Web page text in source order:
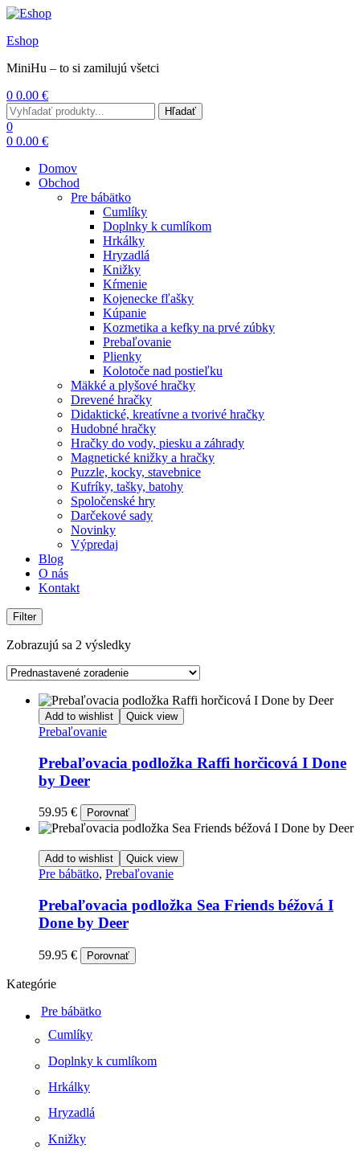
Eshop
MiniHu – to si zamilujú všetci
0 0.00 €
Menu
Search
for:
Hľadať
0
0 0.00 €
Domov
Obchod
Pre bábätko
Cumlíky
Doplnky k cumlíkom
Hrkálky
Hryzadlá
Knižky
Kŕmenie
Kojenecke fľašky
Kúpanie
Kozmetika a kefky na prvé zúbky
Prebaľovanie
Plienky
Kolotoče nad postieľku
Mäkké a plyšové hračky
Drevené hračky
Didaktické, kreatívne a tvorivé hračky
Hudobné hračky
Hračky do vody, piesku a záhrady
Magnetické knižky a hračky
Puzzle, kocky, stavebnice
Kufríky, tašky, batohy
Spoločenské hry
Darčekové sady
Novinky
Výpredaj
Blog
O nás
Kontakt
Filter
Zobrazujú sa 2 výsledky
Add to wishlist Quick view
Prebaľovanie
Prebaľovacia podložka Raffi horčicová I Done
by Deer
59.95 € Porovnať
Add to wishlist Quick view
Pre bábätko, Prebaľovanie
Prebaľovacia podložka Sea Friends béžová I
Done by Deer
59.95 € Porovnať
Kategórie
Pre bábätko
Cumlíky
Doplnky k cumlíkom
Hrkálky
Hryzadlá
Knižky